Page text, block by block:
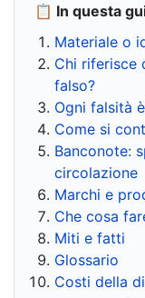
📋 In questa
Materiale o
Chi riferisce
falso?
Ogni falsità
Come si
Banconote:
circolazione
Marchi e
Che cosa
Miti e fatti
Glossario
Costi della